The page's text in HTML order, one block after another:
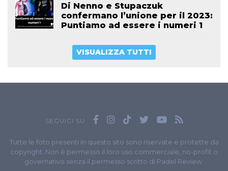
Di Nenno e Stupaczuk
confermano l’unione per il 2023:
Puntiamo ad essere i numeri 1
VISUALIZZA TUTTI
SEGUICI SU
Tutte le foto presenti in questo sito sono riservate e protette da
copyright. Non è permesso il loro uso commerciale, no-profit o
governativo senza il permesso scritto di Padel Review.